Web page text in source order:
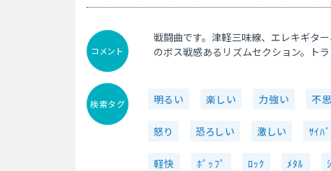
コメント
戦闘曲です。津軽三味線、エレキギタ
のボス戦感あるリズムセクション。トラ
検索タグ 明るい 楽しい 力強い 不
怒り 恐ろしい 激しい ｻｲﾊ
軽快 ﾎﾟｯﾌﾟ ﾛｯｸ ﾒﾀﾙ